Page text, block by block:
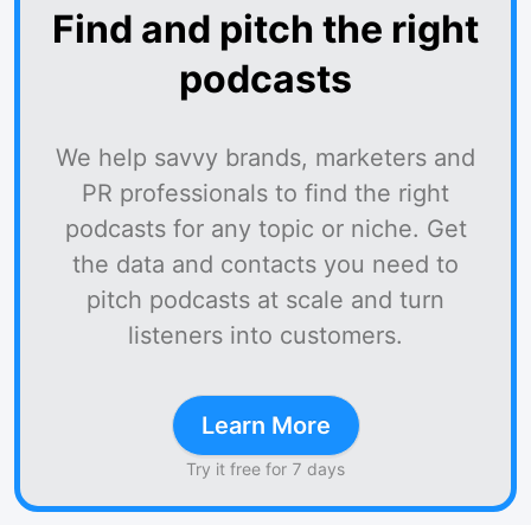
Find and pitch the right
podcasts
We help savvy brands, marketers and
PR professionals to find the right
podcasts for any topic or niche. Get
the data and contacts you need to
pitch podcasts at scale and turn
listeners into customers.
Learn More
Try it free for 7 days